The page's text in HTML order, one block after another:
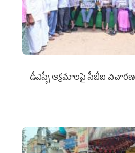
డీఎస్సీ అక్రమాలపై సీబీఐ